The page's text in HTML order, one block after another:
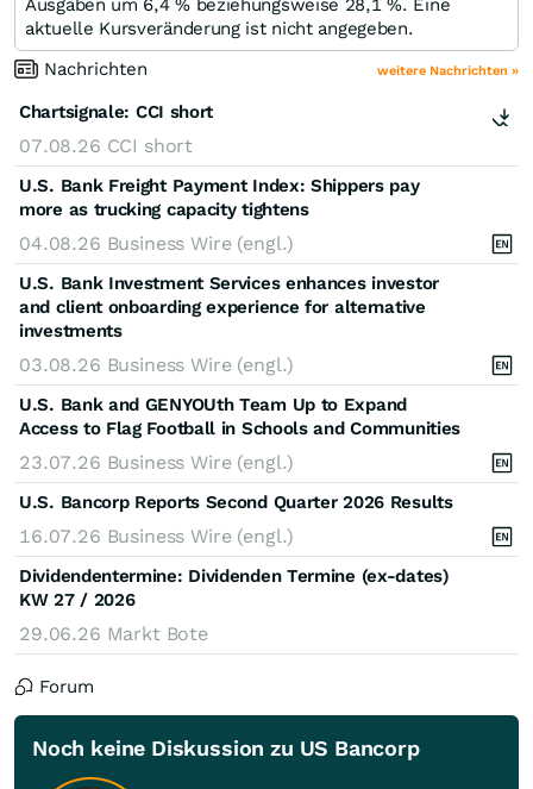
Ausgaben um 6,4 % beziehungsweise 28,1 %. Eine
aktuelle Kursveränderung ist nicht angegeben.
Nachrichten
weitere Nachrichten »
Chartsignale: CCI short
07.08.26 CCI short
U.S. Bank Freight Payment Index: Shippers pay
more as trucking capacity tightens
04.08.26 Business Wire (engl.)
U.S. Bank Investment Services enhances investor
and client onboarding experience for alternative
investments
03.08.26 Business Wire (engl.)
U.S. Bank and GENYOUth Team Up to Expand
Access to Flag Football in Schools and Communities
23.07.26 Business Wire (engl.)
U.S. Bancorp Reports Second Quarter 2026 Results
16.07.26 Business Wire (engl.)
Dividendentermine: Dividenden Termine (ex-dates)
KW 27 / 2026
29.06.26 Markt Bote
Forum
Noch keine Diskussion zu US Bancorp